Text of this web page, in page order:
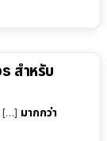
สำหรับ
[…] มากกว่า